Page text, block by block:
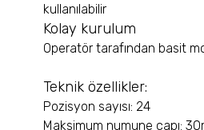
Sprey Analizleri
VisiSize P15+
VisiSize N60
Aerodinamik Partikül Boyut
TSI - 3321
kullanılabilir
Kolay kurulum
Operatör tarafından basit
Teknik özellikler:
Pozisyon sayısı: 24
Maksimum numune çapı: